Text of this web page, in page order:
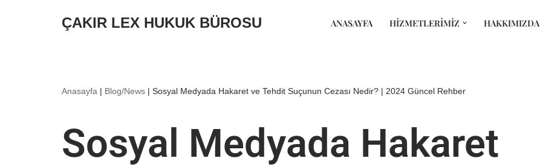
ÇAKIR LEX HUKUK BÜROSU ANASAYFA HIZMETLERIMIZ HAKKIMIZDA
Anasayfa | Blog/News | Sosyal Medyada Hakaret ve Tehdit Suçunun Cezası Nedir? | 2024 Güncel Rehber
Sosyal Medyada Hakaret